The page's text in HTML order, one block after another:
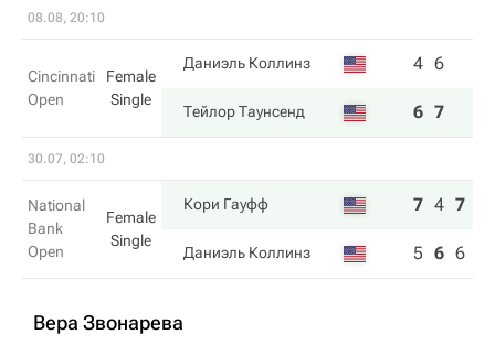
08.08, 20:10
Cincinnati
Open
Female
Single
Даниэль Коллинз 4 6
Тейлор Таунсенд 6 7
30.07, 02:10
National
Bank
Open
Female
Single
Кори Гауфф 7 4 7
Даниэль Коллинз 5 6 6
Вера Звонарева